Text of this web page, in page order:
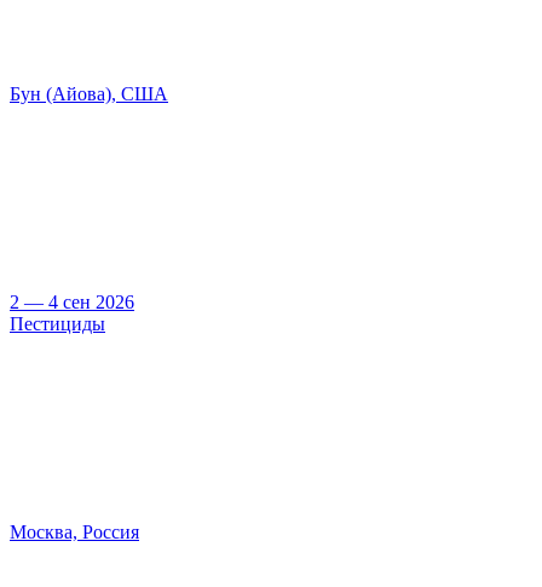
Бун (Айова), США
2 — 4 сен 2026
Пестициды
Москва, Россия